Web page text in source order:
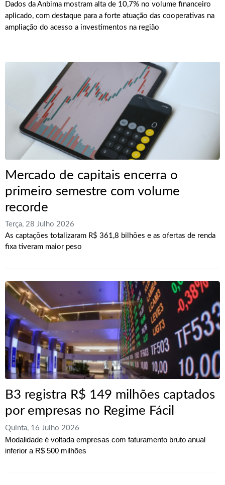
Dados da Anbima mostram alta de 10,7% no volume financeiro
aplicado, com destaque para a forte atuação das cooperativas na
ampliação do acesso a investimentos na região
Mercado de capitais encerra o
primeiro semestre com volume
recorde
Terça, 28 Julho 2026
As captações totalizaram R$ 361,8 bilhões e as ofertas de renda
fixa tiveram maior peso
B3 registra R$ 149 milhões captados
por empresas no Regime Fácil
Quinta, 16 Julho 2026
Modalidade é voltada empresas com faturamento bruto anual
inferior a R$ 500 milhões